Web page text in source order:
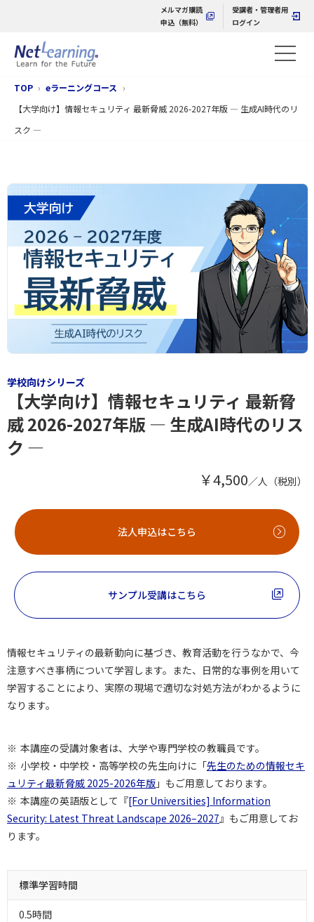
メルマガ購読
申込（無料）
受講者・管理者用
ログイン
TOP
eラーニングコース
【大学向け】情報セキュリティ 最新脅威 2026-2027年版 ― 生成AI時代のリ
スク ―
学校向けシリーズ
【大学向け】情報セキュリティ 最新脅
威 2026-2027年版 ― 生成AI時代のリス
ク ―
￥4,500／人（税別）
法人申込はこちら
サンプル受講はこちら
情報セキュリティの最新動向に基づき、教育活動を行うなかで、今
注意すべき事柄について学習します。また、日常的な事例を用いて
学習することにより、実際の現場で適切な対処方法がわかるように
なります。
本講座の受講対象者は、大学や専門学校の教職員です。
小学校・中学校・高等学校の先生向けに「先生のための情報セキ
ュリティ最新脅威 2025-2026年版 」もご用意しております。
本講座の英語版として『[For Universities] Information
Security: Latest Threat Landscape 2026–2027 』もご用意してお
ります。
標準学習時間
0.5時間